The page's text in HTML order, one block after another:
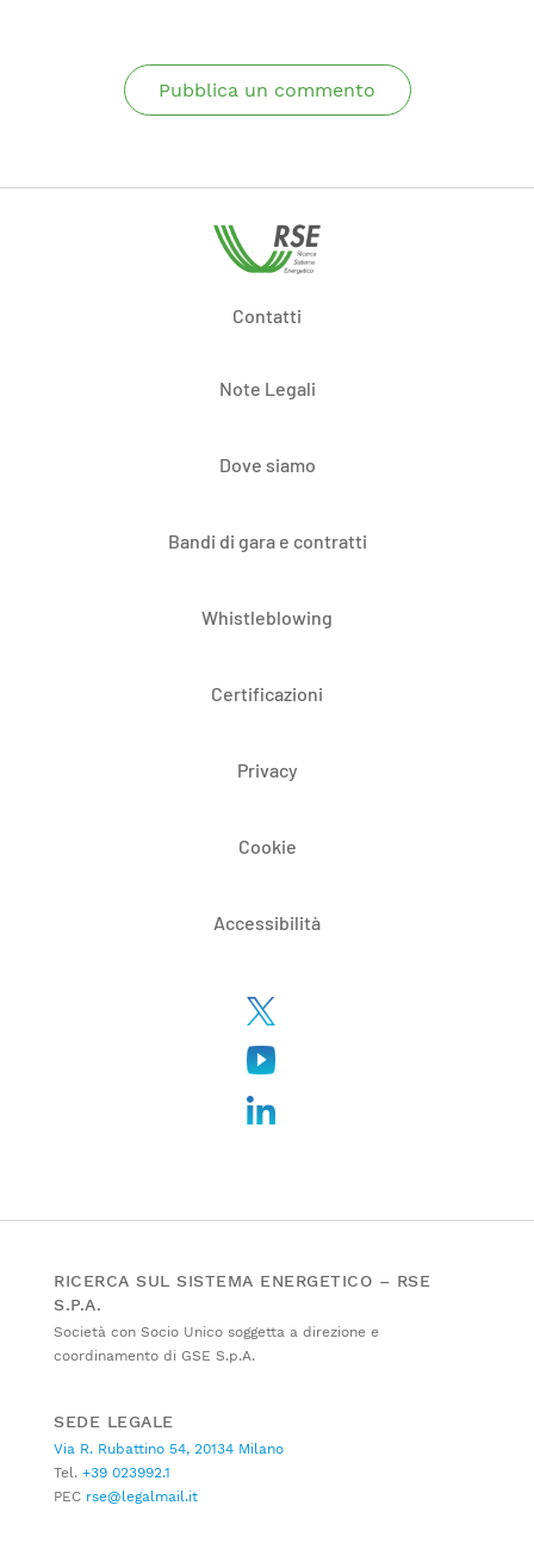
Pubblica un commento
Contatti
Note Legali
Dove siamo
Bandi di gara e contratti
Whistleblowing
Certificazioni
Privacy
Cookie
Accessibilità
RICERCA SUL SISTEMA ENERGETICO – RSE
S.P.A.
Società con Socio Unico soggetta a direzione e
coordinamento di GSE S.p.A.
SEDE LEGALE
Via R. Rubattino 54, 20134 Milano
Tel. +39 023992.1
PEC rse@legalmail.it